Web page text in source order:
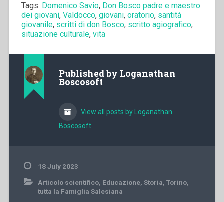
Tags: Domenico Savio, Don Bosco padre e maestro
dei giovani, Valdocco, giovani, oratorio, santità
giovanile, scritti di don Bosco, scritto agiografico,
situazione culturale, vita
Published by Loganathan
Boscosoft
View all posts by Loganathan
Boscosoft
18 July 2023
Articolo scientifico, Educazione, Storia, Torino,
tutta la Famiglia Salesiana